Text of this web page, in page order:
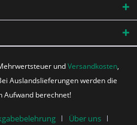
undVersandkosten,
Auslandslieferungen werden die
Aufwand berechnet!
Über uns